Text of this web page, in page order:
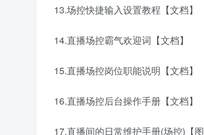
13.场控快捷输入设置教程【文档】
14.直播场控霸气欢迎词【文档】
15.直播场控岗位职能说明【文档】
16.直播场控后台操作手册【文档】
17.直播间的日常维护手册(场控)【图